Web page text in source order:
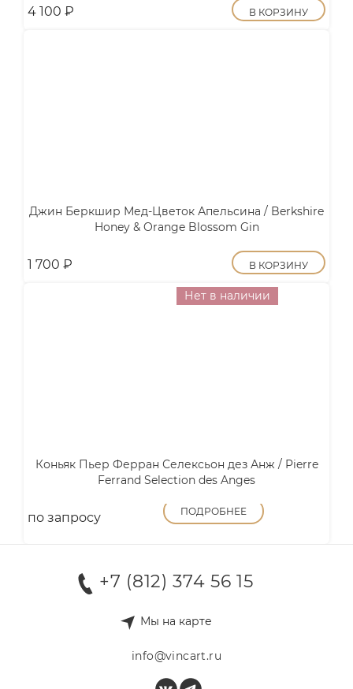
4 100 ₽ В КОРЗИНУ
Джин Беркшир Мед-Цветок Апельсина / Berkshire
Honey & Orange Blossom Gin
1 700 ₽ В КОРЗИНУ
Нет в наличии
Коньяк Пьер Ферран Селексьон дез Анж / Pierre
Ferrand Selection des Anges
по запросу ПОДРОБНЕЕ
+7 (812) 374 56 15
Мы на карте
info@vincart.ru